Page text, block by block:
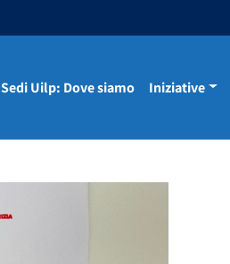
Sedi Uilp: Dove siamo Iniziative